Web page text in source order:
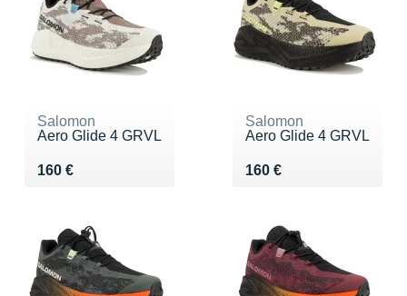
Salomon
Aero Glide 4 GRVL
160 €
Vendu 160 €
Salomon
Aero Glide 4 GRVL
160 €
Vendu 160 €